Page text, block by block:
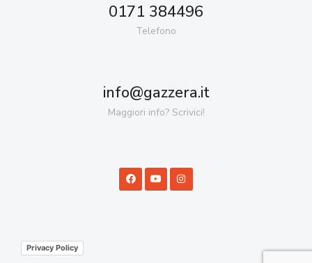
0171 384496
Telefono
info@gazzera.it
Maggiori info? Scrivici!
Privacy Policy